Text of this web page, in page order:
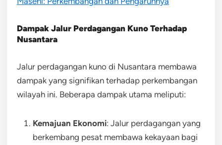
Dampak Jalur Perdagangan Kuno Terhadap
Nusantara
Jalur perdagangan kuno di Nusantara membawa
dampak yang signifikan terhadap perkembangan
wilayah ini. Beberapa dampak utama meliputi:
Kemajuan Ekonomi: Jalur perdagangan yang
berkembang pesat membawa kekayaan bagi